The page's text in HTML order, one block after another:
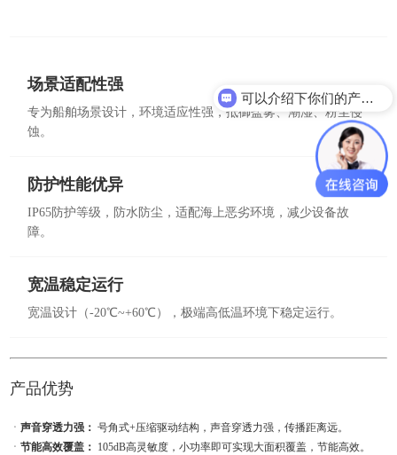
场景适配性强
专为船舶场景设计，环境适应性强，抵御盐雾、潮湿、粉尘侵
蚀。
防护性能优异
IP65防护等级，防水防尘，适配海上恶劣环境，减少设备故
障。
宽温稳定运行
宽温设计（-20℃~+60℃），极端高低温环境下稳定运行。
产品优势
ㆍ声音穿透力强： 号角式+压缩驱动结构，声音穿透力强，传播距离远。
ㆍ节能高效覆盖： 105dB高灵敏度，小功率即可实现大面积覆盖，节能高效。
可以介绍下你们的产品么？